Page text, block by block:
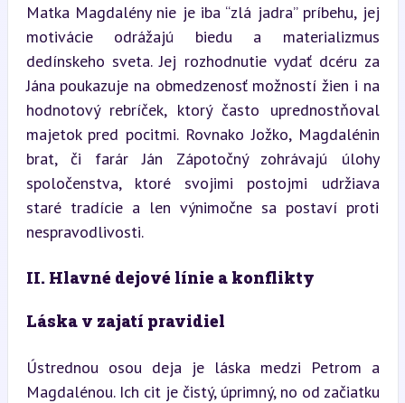
Matka Magdalény nie je iba “zlá jadra” príbehu, jej
motivácie odrážajú biedu a materializmus
dedínskeho sveta. Jej rozhodnutie vydať dcéru za
Jána poukazuje na obmedzenosť možností žien i na
hodnotový rebríček, ktorý často uprednostňoval
majetok pred pocitmi. Rovnako Jožko, Magdalénin
brat, či farár Ján Zápotočný zohrávajú úlohy
spoločenstva, ktoré svojimi postojmi udržiava
staré tradície a len výnimočne sa postaví proti
nespravodlivosti.
II. Hlavné dejové línie a konflikty
Láska v zajatí pravidiel
Ústrednou osou deja je láska medzi Petrom a
Magdalénou. Ich cit je čistý, úprimný, no od začiatku